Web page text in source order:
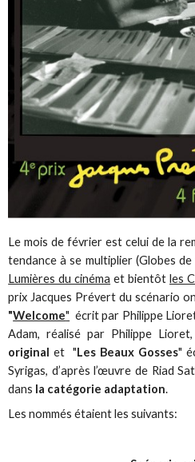
Le mois de février est celui de la
tendance à se multiplier (Globes
Lumières du cinéma et bientôtles
prix Jacques Prévert du scénario
"Welcome" écrit par Philippe
Adam, réalisé par Philippe
original et "Les Beaux Gosses"
Syrigas, d’après l’œuvre de Riad
dans la catégorie adaptation.
Les nommés étaient les suivants: